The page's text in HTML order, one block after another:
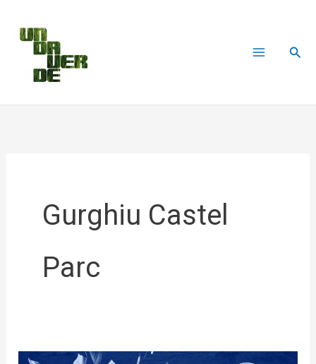
content
Gurghiu Castel
Parc